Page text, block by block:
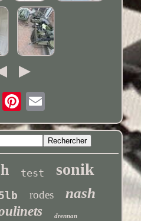
test sonik
rodes nash
drennan